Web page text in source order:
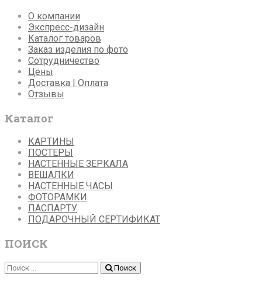
О компании
Экспресс-дизайн
Каталог товаров
Заказ изделия по фото
Сотрудничество
Цены
Доставка | Оплата
Отзывы
Каталог
КАРТИНЫ
ПОСТЕРЫ
НАСТЕННЫЕ ЗЕРКАЛА
ВЕШАЛКИ
НАСТЕННЫЕ ЧАСЫ
ФОТОРАМКИ
ПАСПАРТУ
ПОДАРОЧНЫЙ СЕРТИФИКАТ
ПОИСК
Поиск Поиск